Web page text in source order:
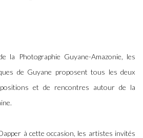
la Photographie Guyane-Amazonie, les
de Guyane proposent tous les deux
et de rencontres autour de la
à cette occasion, les artistes invités